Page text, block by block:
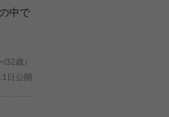
中で
32歳）
日公開